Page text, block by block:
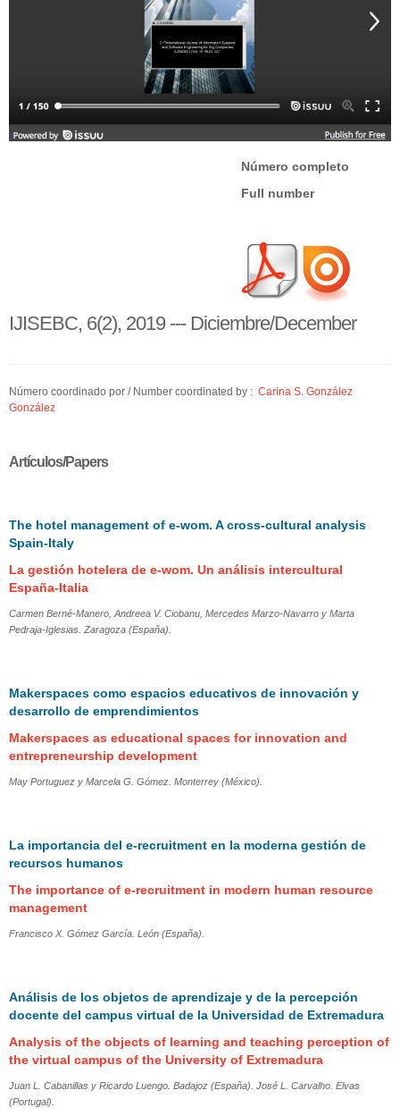
Número completo
Full number
IJISEBC, 6(2), 2019 --- Diciembre/December
Número coordinado por / Number coordinated by : Carina S. González
González
Artículos/Papers
The hotel management of e-wom. A cross-cultural analysis
Spain-Italy
La gestión hotelera de e-wom. Un análisis intercultural
España-Italia
Carmen Berné-Manero, Andreea V. Ciobanu, Mercedes Marzo-Navarro y Marta
Pedraja-Iglesias. Zaragoza (España).
Makerspaces como espacios educativos de innovación y
desarrollo de emprendimientos
Makerspaces as educational spaces for innovation and
entrepreneurship development
May Portuguez y Marcela G. Gómez. Monterrey (México).
La importancia del e-recruitment en la moderna gestión de
recursos humanos
The importance of e-recruitment in modern human resource
management
Francisco X. Gómez García. León (España).
Análisis de los objetos de aprendizaje y de la percepción
docente del campus virtual de la Universidad de Extremadura
Analysis of the objects of learning and teaching perception of
the virtual campus of the University of Extremadura
Juan L. Cabanillas y Ricardo Luengo. Badajoz (España). José L. Carvalho. Elvas
(Portugal).